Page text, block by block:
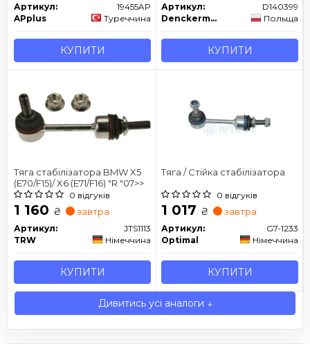
Артикул:
19455AP
APplus
Туреччина
КУПИТИ
Артикул:
D140399
Denckermann
Польща
КУПИТИ
Тяга стабілізатора BMW X5
(E70/F15)/ X6 (E71/F16) "R "07>>
0 відгуків
1 160 ₴ завтра
Артикул:
JTS1113
TRW
Німеччина
КУПИТИ
Тяга / Стійка стабілізатора
0 відгуків
1 017 ₴ завтра
Артикул:
G7-1233
Optimal
Німеччина
КУПИТИ
Дивитись усі аналоги ↓